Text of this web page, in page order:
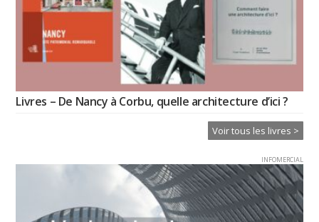
Livres – De Nancy à Corbu, quelle architecture d’ici ?
Voir tous les livres >
INFOMERCIAL